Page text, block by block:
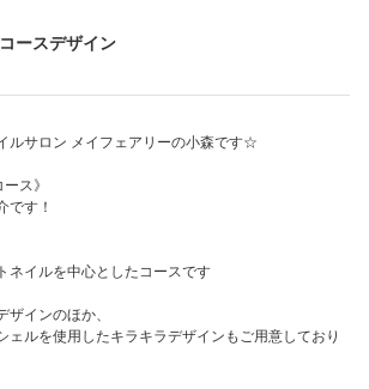
ースデザイン
ルサロン メイフェアリーの小森です☆
ス》
です！
ネイルを中心としたコースです
インのほか、
ェルを使用したキラキラデザインもご用意しており